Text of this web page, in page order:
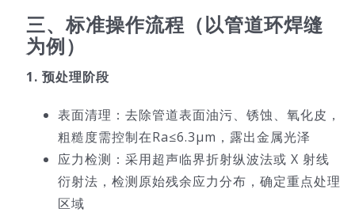
三、标准操作流程（以管道环焊缝
为例）
1. 预处理阶段
表面清理：去除管道表面油污、锈蚀、氧化皮，
粗糙度需控制在Ra≤6.3μm，露出金属光泽
应力检测：采用超声临界折射纵波法或 X 射线
衍射法，检测原始残余应力分布，确定重点处理
区域